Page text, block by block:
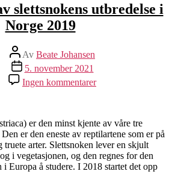
slettsnokens utbredelse i
Norge 2019
Innleggsforfatter
Av Beate Johansen
Publiseringsdato
5. november 2021
Ingen kommentarertil
Kartlegging
utbredelse
i
Norge
2019
er den minst kjente av våre tre
er den eneste av reptilartene som er på
truete arter. Slettsnoken lever en skjult
i vegetasjonen, og den regnes for den
i Europa å studere. I 2018 startet det opp